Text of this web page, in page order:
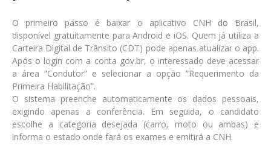
O primeiro passo é baixar o aplicativo CNH do Brasil,
disponível gratuitamente para Android e iOS. Quem já utiliza a
Carteira Digital de Trânsito (CDT) pode apenas atualizar o app.
Após o login com a conta gov.br, o interessado deve acessar
a área “Condutor” e selecionar a opção “Requerimento da
Primeira Habilitação”.
O sistema preenche automaticamente os dados pessoais,
exigindo apenas a conferência. Em seguida, o candidato
escolhe a categoria desejada (carro, moto ou ambas) e
informa o estado onde fará os exames e emitirá a CNH.